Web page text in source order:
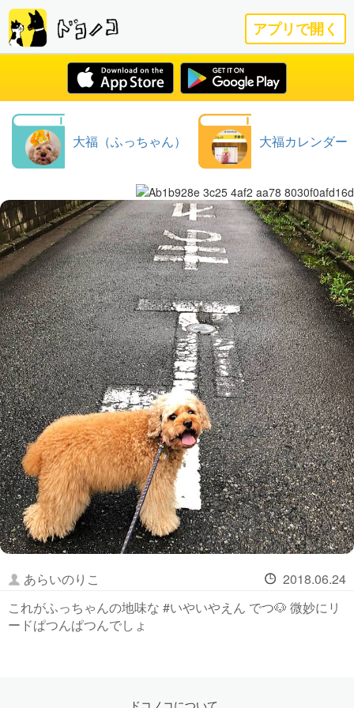
アプリで開く
大福（ふっちゃん） 大福カレンダー
あらいのりこ
2018.06.24
これがふっちゃんの地味な #いやいやえん でつ🐶 微妙にリ
ードぱつんぱつんでしょ